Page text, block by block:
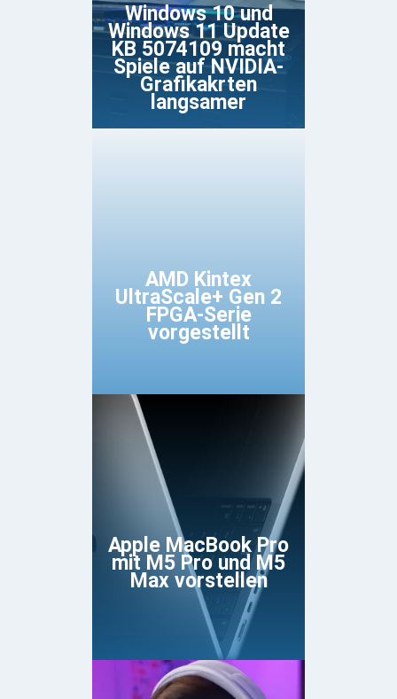
Windows 10 und
Windows 11 Update
KB 5074109 macht
Spiele auf NVIDIA-
Grafikakrten
langsamer
AMD Kintex
UltraScale+ Gen 2
FPGA-Serie
vorgestellt
Apple MacBook Pro
mit M5 Pro und M5
Max vorstellen